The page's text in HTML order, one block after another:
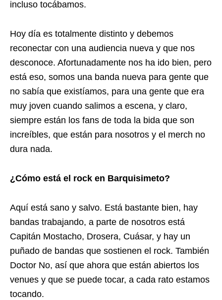
incluso tocábamos.
Hoy día es totalmente distinto y debemos
reconectar con una audiencia nueva y que nos
desconoce. Afortunadamente nos ha ido bien, pero
está eso, somos una banda nueva para gente que
no sabía que existíamos, para una gente que era
muy joven cuando salimos a escena, y claro,
siempre están los fans de toda la bida que son
increíbles, que están para nosotros y el merch no
dura nada.
¿Cómo está el rock en Barquisimeto?
Aquí está sano y salvo. Está bastante bien, hay
bandas trabajando, a parte de nosotros está
Capitán Mostacho, Drosera, Cuásar, y hay un
puñado de bandas que sostienen el rock. También
Doctor No, así que ahora que están abiertos los
venues y que se puede tocar, a cada rato estamos
tocando.